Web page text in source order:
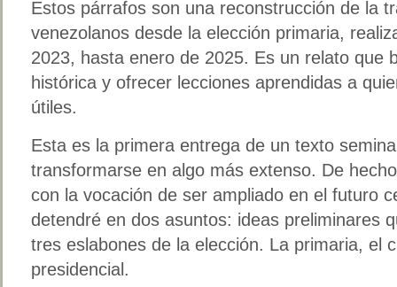
Estos párrafos son una reconstrucción de la
venezolanos desde la elección primaria,
2023, hasta enero de 2025. Es un relato que
histórica y ofrecer lecciones aprendidas a
útiles.
Esta es la primera entrega de un texto
transformarse en algo más extenso. De
con la vocación de ser ampliado en el futuro
detendré en dos asuntos: ideas preliminares
tres eslabones de la elección. La primaria, el
presidencial.